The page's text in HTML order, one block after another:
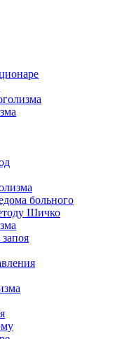
больного
Шичко